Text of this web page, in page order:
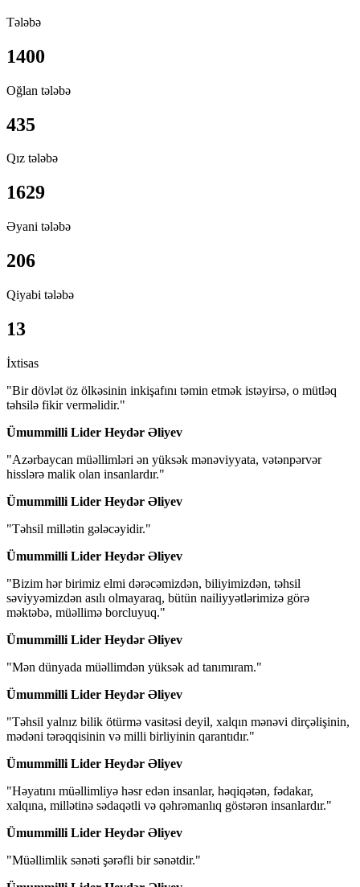
Tələbə
1400
Oğlan tələbə
435
Qız tələbə
1629
Əyani tələbə
206
Qiyabi tələbə
13
İxtisas
"Bir dövlət öz ölkəsinin inkişafını təmin etmək istəyirsə, o mütləq
təhsilə fikir verməlidir."
Ümummilli Lider Heydər Əliyev
"Azərbaycan müəllimləri ən yüksək mənəviyyata, vətənpərvər
hisslərə malik olan insanlardır."
Ümummilli Lider Heydər Əliyev
"Təhsil millətin gələcəyidir."
Ümummilli Lider Heydər Əliyev
"Bizim hər birimiz elmi dərəcəmizdən, biliyimizdən, təhsil
səviyyəmizdən asılı olmayaraq, bütün nailiyyətlərimizə görə
məktəbə, müəllimə borcluyuq."
Ümummilli Lider Heydər Əliyev
"Mən dünyada müəllimdən yüksək ad tanımıram."
Ümummilli Lider Heydər Əliyev
"Təhsil yalnız bilik ötürmə vasitəsi deyil, xalqın mənəvi dirçəlişinin,
mədəni tərəqqisinin və milli birliyinin qarantıdır."
Ümummilli Lider Heydər Əliyev
"Həyatını müəllimliyə həsr edən insanlar, həqiqətən, fədakar,
xalqına, millətinə sədaqətli və qəhrəmanlıq göstərən insanlardır."
Ümummilli Lider Heydər Əliyev
"Müəllimlik sənəti şərəfli bir sənətdir."